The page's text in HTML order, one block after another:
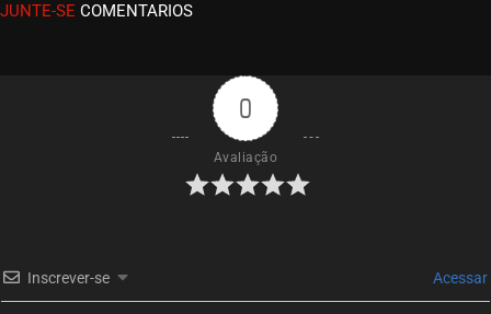
ASSISTIDO
EPISÓDIO 43
janeiro 25, 2022
EPISÓDIO 42
EPISÓDIO 41
JUNTE-SE COMENTARIOS
0
Avaliação
Inscrever-se Acessar